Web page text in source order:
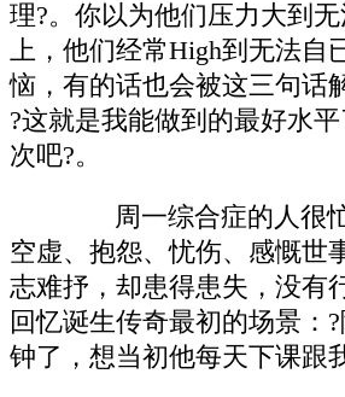
理?。你以为他们压力大到
上，他们经常High到无法自
恼，有的话也会被这三句话
?这就是我能做到的最好水平
次吧?。
周一综合症的人很忙
空虚、抱怨、忧伤、感慨世
志难抒，却患得患失，没有
回忆诞生传奇最初的场景：
钟了，想当初他每天下课跟